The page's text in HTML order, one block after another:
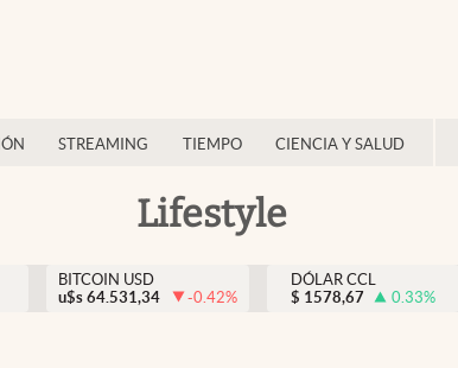
STREAMING TIEMPO CIENCIA Y SALUD
Lifestyle
BITCOIN USD
u$s 64.531,34 -0.42%
DÓLAR CCL
$ 1578,67 0.33%